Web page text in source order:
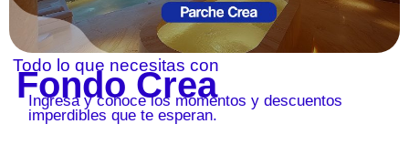
Todo lo que necesitas con
Fondo Crea
Ingresa y conoce los momentos y descuentos
imperdibles que te esperan.